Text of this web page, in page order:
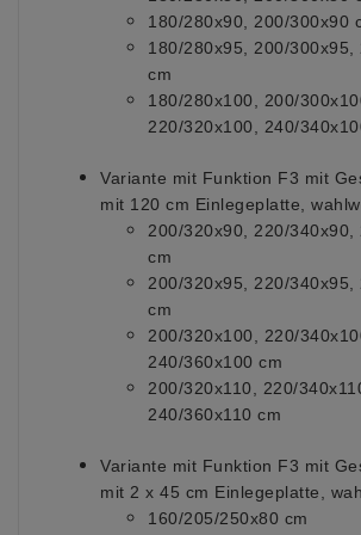
180/280x90, 200/300x90
180/280x95, 200/300x95,
cm
180/280x100, 200/
220/320x100, 240/
Variante mit Funktion F3 mit
mit 120 cm Einlegeplatte,
200/320x90, 220/340x90,
cm
200/320x95, 220/340x95,
cm
200/320x100, 220/
240/360x100 cm
200/320x110, 220/
240/360x110 cm
Variante mit Funktion F3 mit
mit 2 x 45 cm Einlegeplatte,
160/205/250x80 cm